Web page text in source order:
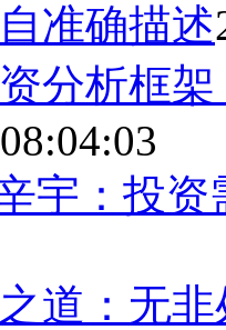
准确描述
分析框
宇：投资
道：无